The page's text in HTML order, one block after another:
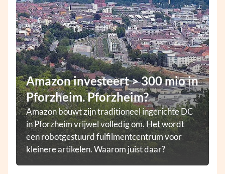
Amazon investeert > 300 mio in
Pforzheim. Pforzheim?
Amazon bouwt zijn traditioneel ingerichte DC
in Pforzheim vrijwel volledig om. Het wordt
een robotgestuurd fulfilmentcentrum voor
kleinere artikelen. Waarom juist daar?